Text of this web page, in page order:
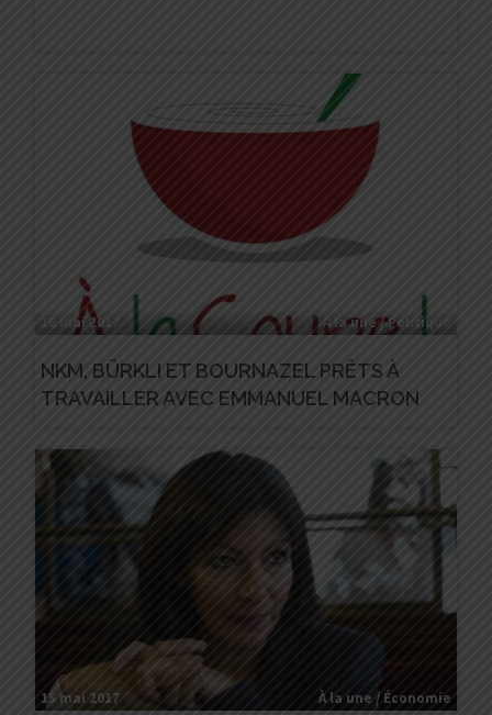
À la une / Culture
FINALE DES TROPHÉES DU BAR À PARIS : LE
CLASSEMENT FINAL !
16 mai 2017 À la une / Politique
NKM, BÜRKLI ET BOURNAZEL PRÊTS À
TRAVAILLER AVEC EMMANUEL MACRON
15 mai 2017 À la une / Économie